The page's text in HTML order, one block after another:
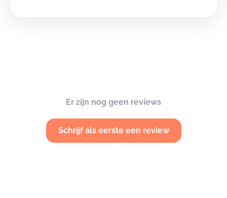
Er zijn nog geen reviews
Schrijf als eerste een review